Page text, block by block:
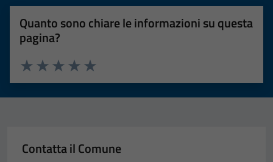
Quanto sono chiare le informazioni su questa
pagina?
Valuta 5 stelle su 5
Valuta 4 stelle su 5
Valuta 3 stelle su 5
Valuta 2 stelle su 5
Valuta 1 stelle su 5
Contatta il Comune